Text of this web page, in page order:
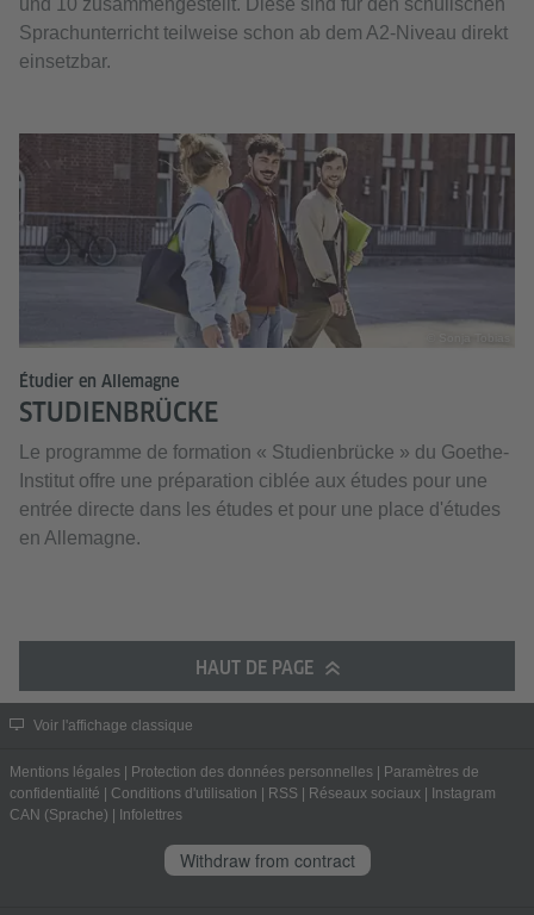
Sprachunterricht teilweise schon ab dem A2-Niveau direkt
einsetzbar.
Étudier en Allemagne
STUDIENBRÜCKE
Le programme de formation « Studienbrücke » du Goethe-
Institut offre une préparation ciblée aux études pour une
entrée directe dans les études et pour une place d'études
en Allemagne.
HAUT DE PAGE
Voir l'affichage classique
Mentions légales | Protection des données personnelles | Paramètres de
confidentialité | Conditions d'utilisation | RSS | Réseaux sociaux | Instagram
CAN (Sprache) | Infolettres
Withdraw from contract